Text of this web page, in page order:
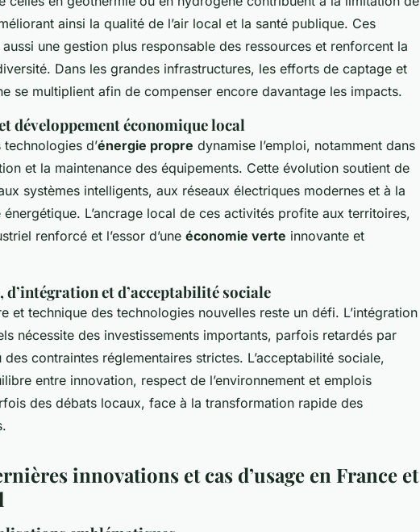
ainsi la qualité de l’air local et la santé publique. Ces
une gestion plus responsable des ressources et renforcent la
Dans les grandes infrastructures, les efforts de captage et
se multiplient afin de compenser encore davantage les impacts.
développement économique local
d’énergie propre dynamise l’emploi, notamment dans
et la maintenance des équipements. Cette évolution soutient de
systèmes intelligents, aux réseaux électriques modernes et à la
L’ancrage local de ces activités profite aux territoires,
renforcé et l’essor d’une économie verte innovante et
d’intégration et d’acceptabilité sociale
et technique des technologies nouvelles reste un défi. L’intégration
nécessite des investissements importants, parfois retardés par
des contraintes réglementaires strictes. L’acceptabilité sociale,
entre innovation, respect de l’environnement et emplois
des débats locaux, face à la transformation rapide des
innovations et cas d’usage en France et